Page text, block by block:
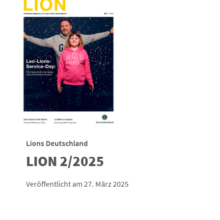
Lions Deutschland
LION 2/2025
Veröffentlicht am 27. März 2025